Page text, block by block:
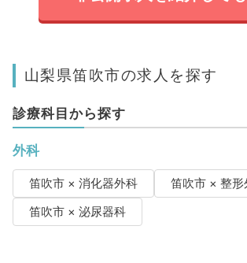
山梨県笛吹市の求人を探す
診療科目から探す
外科
笛吹市 × 消化器外科
笛吹市 × 整形
笛吹市 × 泌尿器科